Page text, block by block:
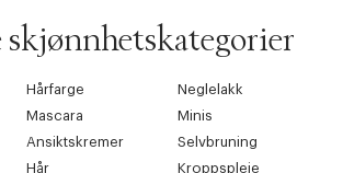
Hårfarge
Neglelakk
Mascara
Minis
Ansiktskremer
Selvbruning
Hår
Kroppspleie